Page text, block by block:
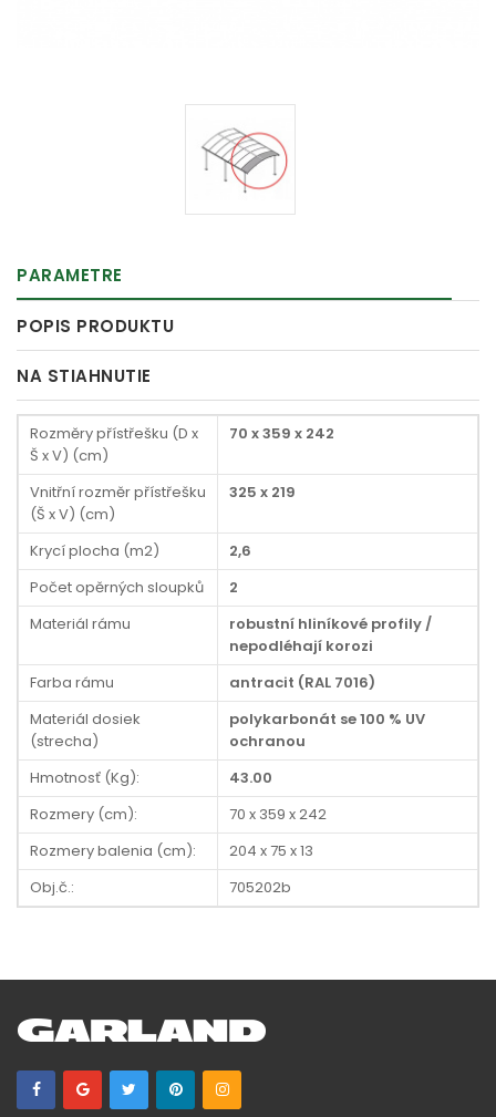
PARAMETRE
POPIS PRODUKTU
NA STIAHNUTIE
Rozměry přístřešku (D x
Š x V) (cm)
70 x 359 x 242
Vnitřní rozměr přístřešku
(Š x V) (cm)
325 x 219
Krycí plocha (m2)
2,6
Počet opěrných sloupků
2
Materiál rámu
robustní hliníkové profily /
nepodléhají korozi
Farba rámu
antracit (RAL 7016)
Materiál dosiek
(strecha)
polykarbonát se 100 % UV
ochranou
Hmotnosť (Kg):
43.00
Rozmery (cm):
70 x 359 x 242
Rozmery balenia (cm):
204 x 75 x 13
Obj.č.:
705202b